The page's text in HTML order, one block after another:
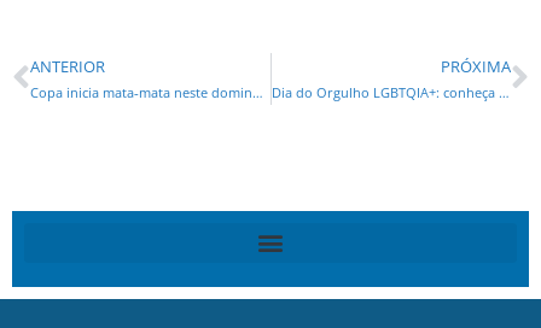
ANTERIOR
Copa inicia mata‑mata neste domingo com África do Sul e Canadá
PRÓXIMA
Dia do Orgulho LGBTQIA+: conheça marcos da luta por direitos no Brasil